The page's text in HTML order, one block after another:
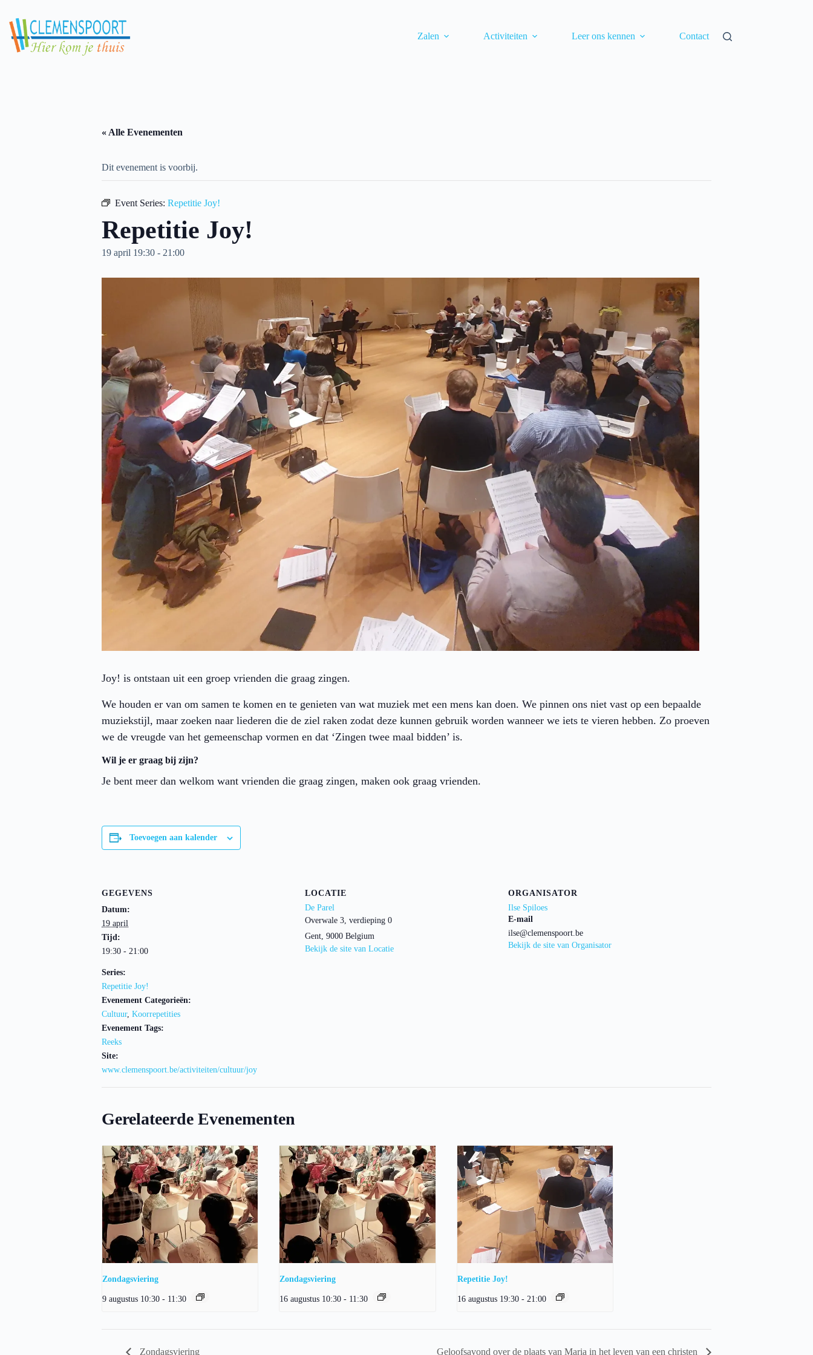
content
Zalen
Activiteiten Leer ons kennen Contact
« Alle Evenementen
Dit evenement is voorbij.
Event Series: Repetitie Joy!
Repetitie Joy!
19 april 19:30 - 21:00
Joy! is ontstaan uit een groep vrienden die graag zingen.
We houden er van om samen te komen en te genieten van wat muziek met een mens kan doen. We pinnen ons niet vast op een bepaalde
muziekstijl, maar zoeken naar liederen die de ziel raken zodat deze kunnen gebruik worden wanneer we iets te vieren hebben. Zo proeven
we de vreugde van het gemeenschap vormen en dat ‘Zingen twee maal bidden’ is.
Wil je er graag bij zijn?
Je bent meer dan welkom want vrienden die graag zingen, maken ook graag vrienden.
Toevoegen aan kalender
GEGEVENS
Datum:
19 april
Tijd:
19:30 - 21:00
Series:
Repetitie Joy!
Evenement Categorieën:
Cultuur, Koorrepetities
Evenement Tags:
Reeks
Site:
www.clemenspoort.be/activiteiten/cultuur/joy
LOCATIE
De Parel
Overwale 3, verdieping 0
Gent, 9000 Belgium
Bekijk de site van Locatie
ORGANISATOR
Ilse Spiloes
E-mail
ilse@clemenspoort.be
Bekijk de site van Organisator
Gerelateerde Evenementen
Zondagsviering
9 augustus 10:30 - 11:30
Zondagsviering
16 augustus 10:30 - 11:30
Repetitie Joy!
16 augustus 19:30 - 21:00
Zondagsviering Geloofsavond over de plaats van Maria in het leven van een christen